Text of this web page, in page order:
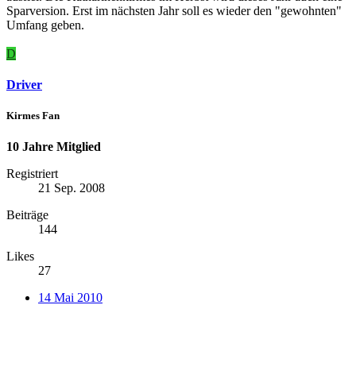
Sparversion. Erst im nächsten Jahr soll es wieder den "gewohnten"
Umfang geben.
D
Driver
Kirmes Fan
10 Jahre Mitglied
Registriert
21 Sep. 2008
Beiträge
144
Likes
27
14 Mai 2010